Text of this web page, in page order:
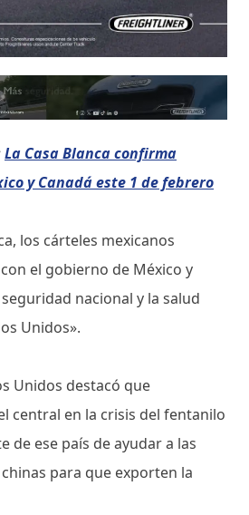
La Casa Blanca confirma
y Canadá este 1 de febrero
los cárteles mexicanos
el gobierno de México y
nacional y la salud
Unidos».
Unidos destacó que
central en la crisis del fentanilo
de ese país de ayudar a las
para que exporten la